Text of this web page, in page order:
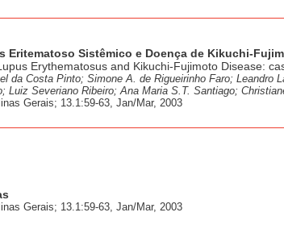
Eritematoso Sistêmico e Doença de Kikuchi-
Erythematosus and Kikuchi-Fujimoto Disease:
da Costa Pinto; Simone A. de Rigueirinho Faro; Leandro
Luiz Severiano Ribeiro; Ana Maria S.T. Santiago;
Gerais; 13.1:59-63, Jan/Mar, 2003
Gerais; 13.1:59-63, Jan/Mar, 2003